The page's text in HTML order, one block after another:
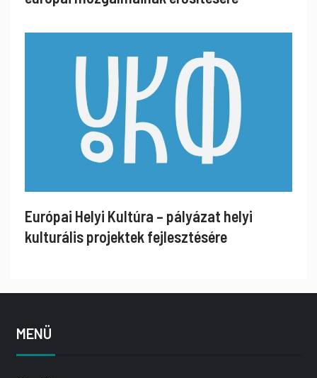
Európai Helyi Kultúra – pályázat helyi
kulturális projektek fejlesztésére
MENÜ